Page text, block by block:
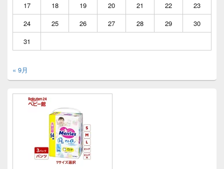
17
18 19 20 21 22
23
24
25 26 27 28 29
30
31
« 9月